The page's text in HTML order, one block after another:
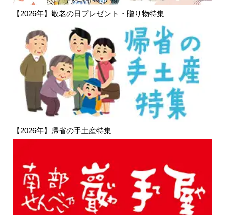
【2026年】敬老の日プレゼント・贈り物特集
【2026年】帰省の手土産特集